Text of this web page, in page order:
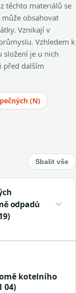
těchto materiálů se
obsahovat
Vznikají v
Vzhledem k
je u nich
před dalším
(N)
Sbalit vše
odpadů
04)